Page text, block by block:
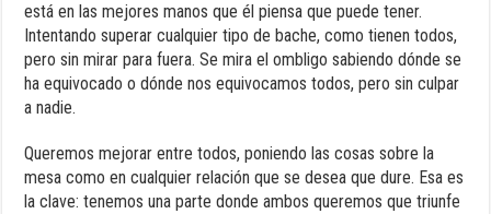
está en las mejores manos que él piensa que puede tener.
Intentando superar cualquier tipo de bache, como tienen todos,
pero sin mirar para fuera. Se mira el ombligo sabiendo dónde se
ha equivocado o dónde nos equivocamos todos, pero sin culpar
a nadie.
Queremos mejorar entre todos, poniendo las cosas sobre la
mesa como en cualquier relación que se desea que dure. Esa es
la clave: tenemos una parte donde ambos queremos que triunfe